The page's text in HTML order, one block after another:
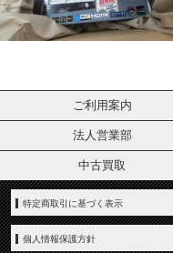
ご利用案内
法人営業部
中古買取
特定商取引に基づく表示
個人情報保護方針